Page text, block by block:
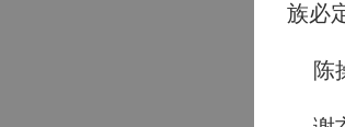
族必
陈